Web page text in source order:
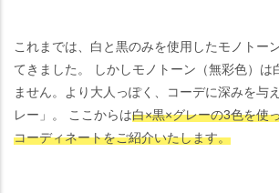
これまでは、白と黒のみを使用したモノトー
てきました。 しかしモノトーン（無彩色）は
ません。より大人っぽく、コーデに深みを与
レー」。 ここからは白×黒×グレーの3色を使
コーディネートをご紹介いたします。